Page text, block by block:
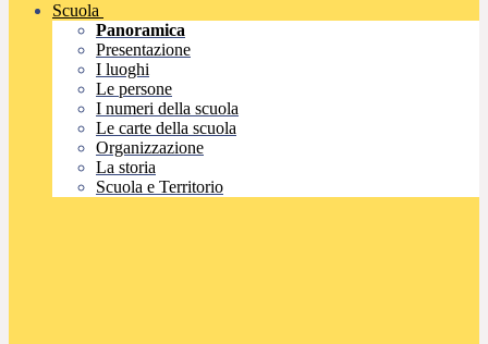
Scuola
Panoramica
Presentazione
I luoghi
Le persone
I numeri della scuola
Le carte della scuola
Organizzazione
La storia
Scuola e Territorio